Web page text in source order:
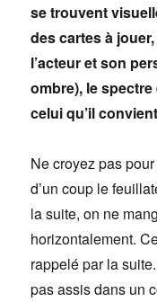
se trouvent
des cartes à
l’acteur et son
ombre), le
celui qu’il
Ne croyez pas
d’un coup le
la suite, on ne
horizontalement.
rappelé par la
pas assis dans un